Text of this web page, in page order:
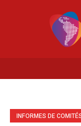
INFORMES DE